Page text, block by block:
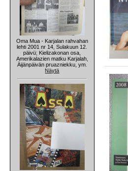
Oma Mua - Karjalan rahvahan
lehti 2001 nr 14, Sulakuun 12.
päivü; Kielizakonan osa,
Amerikalazien matku Karjalah,
Äijänpäivän pruazniekku, ym.
Näytä